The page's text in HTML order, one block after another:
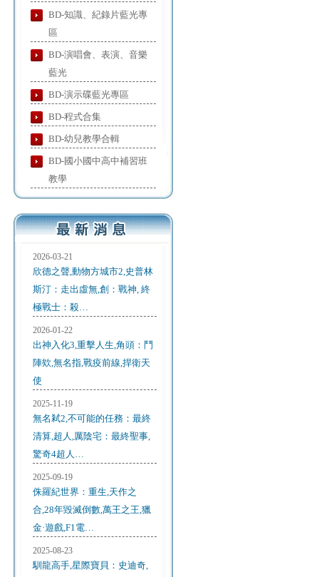
BD-知識、紀錄片藍光專
區
BD-演唱會、表演、音樂
藍光
BD-演示碟藍光專區
BD-程式合集
BD-幼兒教學合輯
BD-國小國中高中補習班
教學
2026-03-21
欣德之聲,動物方城市2,史普林
斯汀：走出虛無,創：戰神, 終
極戰士：殺…
2026-01-22
出神入化3,重擊人生,角頭：鬥
陣欸,無名指,戰疫前線,捍衛天
使
2025-11-19
無名弒2,不可能的任務：最終
清算,超人,厲陰宅：最終聖事,
驚奇4超人…
2025-09-19
侏羅紀世界：重生,天作之
合,28年毀滅倒數,萬王之王,獵
金·遊戲,F1電…
2025-08-23
馴龍高手,星際寶貝：史迪奇,